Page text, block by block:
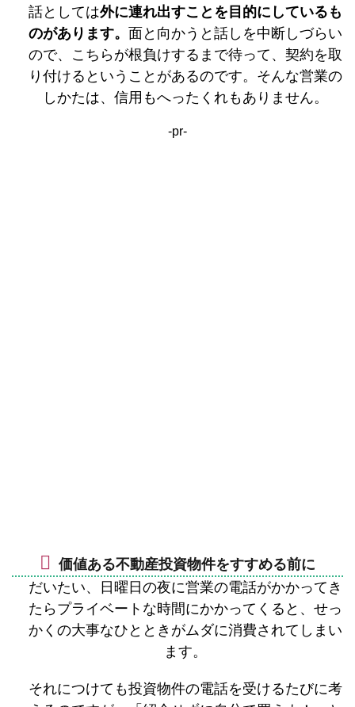
話としては外に連れ出すことを目的にしているも
のがあります。 面と向かうと話しを中断しづらい
ので、こちらが根負けするまで待って、契約を取
り付けるということがあるのです。そんな営業の
しかたは、信用もへったくれもありません。
-pr-
価値ある不動産投資物件をすすめる前に
だいたい、日曜日の夜に営業の電話がかかってき
たらプライベートな時間にかかってくると、せっ
かくの大事なひとときがムダに消費されてしまい
ます。
それにつけても投資物件の電話を受けるたびに考